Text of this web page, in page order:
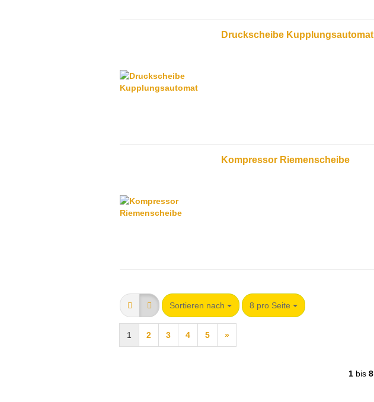
Druckscheibe Kupplungsautomat
Kompressor Riemenscheibe
Sortieren nach 8 pro Seite
1 2 3 4 5 »
1 bis 8